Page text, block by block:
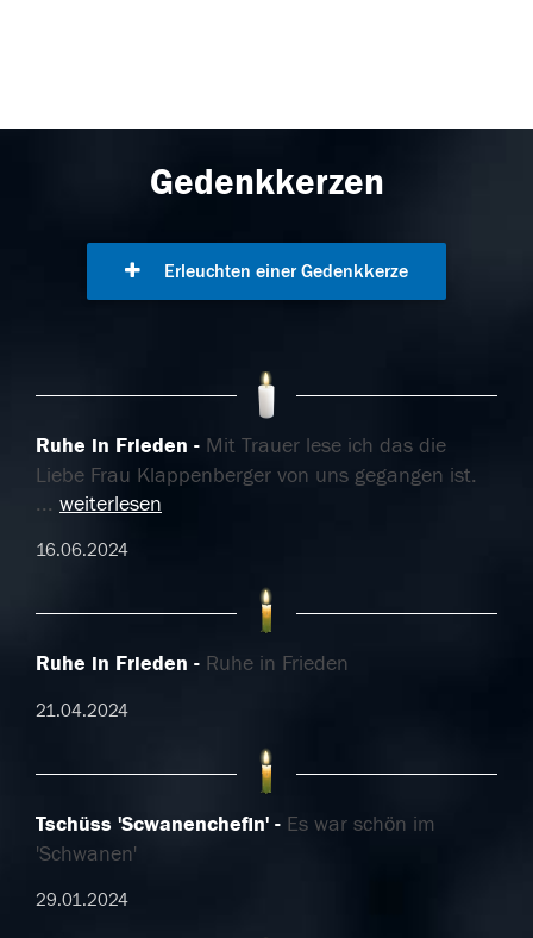
Gedenkkerzen
Erleuchten einer Gedenkkerze
Ruhe in Frieden
Mit Trauer lese ich das die
Liebe Frau Klappenberger von uns gegangen ist.
... weiterlesen
16.06.2024
Ruhe in Frieden Ruhe in Frieden
21.04.2024
Tschüss 'Scwanenchefin'
Es war schön im
'Schwanen'
29.01.2024